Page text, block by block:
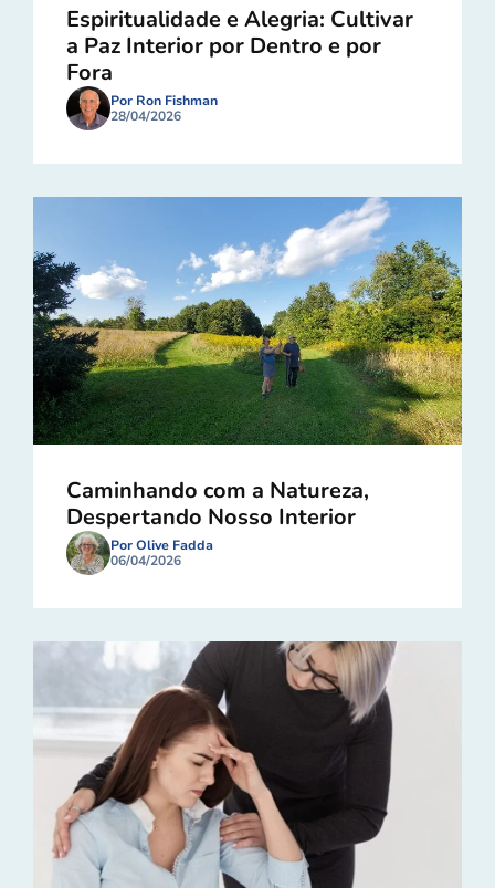
Espiritualidade e Alegria: Cultivar
a Paz Interior por Dentro e por
Fora
Por Ron Fishman
28/04/2026
Caminhando com a Natureza,
Despertando Nosso Interior
Por Olive Fadda
06/04/2026